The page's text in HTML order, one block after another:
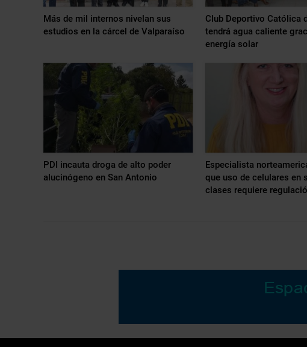
Más de mil internos nivelan sus
estudios en la cárcel de Valparaíso
Club Deportivo Católica
tendrá agua caliente
energía solar
PDI incauta droga de alto poder
alucinógeno en San Antonio
Especialista
que uso de celulares en
clases requiere